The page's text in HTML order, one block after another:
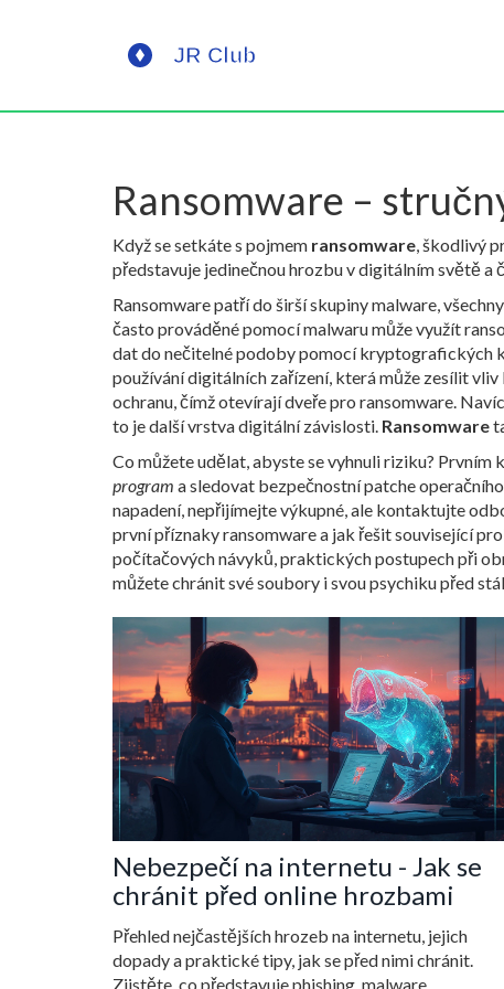
Ransomware –
Když se setkáte s pojmem ransomware,škodlivý
představuje jedinečnou hrozbu v digitálním světě
Ransomware patří do širší skupinymalware,
často prováděné pomocí malwarumůže využít
dat do nečitelné podoby pomocí kryptografických
používání digitálních zařízení, která může zesílit
ochranu, čímž otevírají dveře pro ransomware.
to je další vrstva digitální závislosti. Ransomware
Co můžete udělat, abyste se vyhnuli riziku? Prvním
program a sledovat bezpečnostní patche
napadení, nepřijímejte výkupné, ale kontaktujte
první příznaky ransomware a jak řešit související
počítačových návyků, praktických postupech při
můžete chránit své soubory i svou psychiku před
Nebezpečí na internetu - Jak se
chránit před online hrozbami
Přehled nejčastějších hrozeb na internetu, jejich
dopady a praktické tipy, jak se před nimi chránit.
Zjistěte, co představuje phishing, malware,